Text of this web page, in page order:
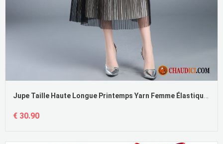
Jupe Taille Haute Longue Printemps Yarn Femme Élastique Plissé
€ 30.90